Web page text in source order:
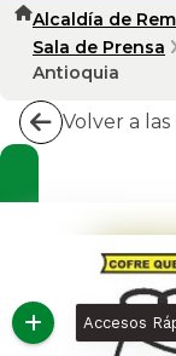
Alcaldía de
Sala de Prensa
Antioquia
Volver a las
Accesos